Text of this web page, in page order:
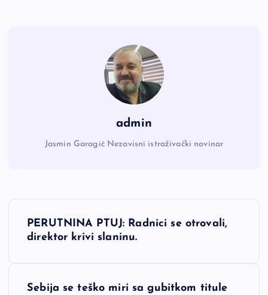
admin
Jasmin Garagić Nezavisni istraživački novinar
NPERUTNINA PTUJ: Radnici se otrovali,
direktor krivi slaninu.
Sebija se teško miri sa gubitkom titule